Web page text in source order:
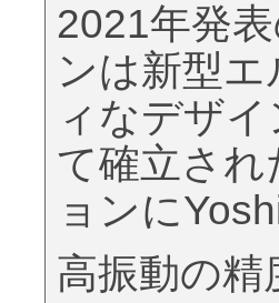
2021年発
ンは新型
ィなデザ
て確立さ
ョンに
高振動の